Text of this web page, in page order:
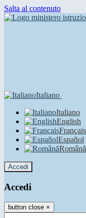
Salta al contenuto
Italiano
Italiano
English
Français
Español
Română
Accedi
Accedi
button close ×